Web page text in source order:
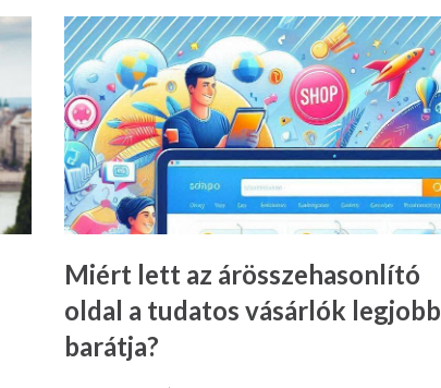
Miért lett az árösszehasonlító
oldal a tudatos vásárlók legjobb
barátja?